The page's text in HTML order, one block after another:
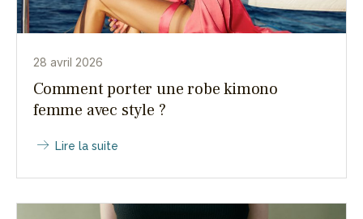
28 avril 2026
Comment porter une robe kimono
femme avec style ?
Lire la suite